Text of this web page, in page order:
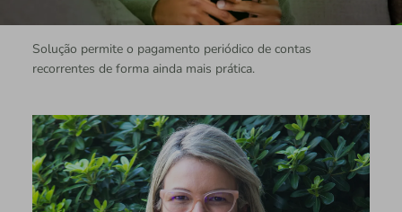
Solução permite o pagamento periódico de contas
recorrentes de forma ainda mais prática.